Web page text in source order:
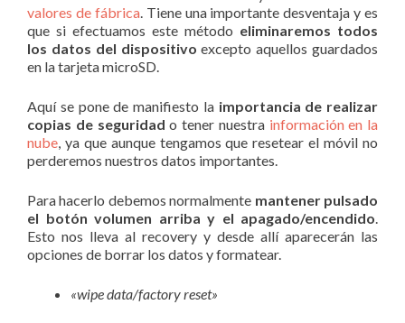
valores de fábrica. Tiene una importante desventaja y es
que si efectuamos este método eliminaremos todos
los datos del dispositivo excepto aquellos guardados
en la tarjeta microSD.
Aquí se pone de manifiesto la importancia de realizar
copias de seguridad o tener nuestra información en la
nube, ya que aunque tengamos que resetear el móvil no
perderemos nuestros datos importantes.
Para hacerlo debemos normalmente mantener pulsado
el botón volumen arriba y el apagado/encendido.
Esto nos lleva al recovery y desde allí aparecerán las
opciones de borrar los datos y formatear.
«wipe data/factory reset»